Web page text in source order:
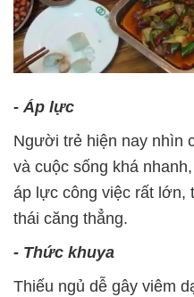
- Áp lực
Người trẻ hiện nay nhìn
và cuộc sống khá
áp lực công việc rất lớn,
thái căng thẳng.
- Thức khuya
Thiếu ngủ dễ gây viêm